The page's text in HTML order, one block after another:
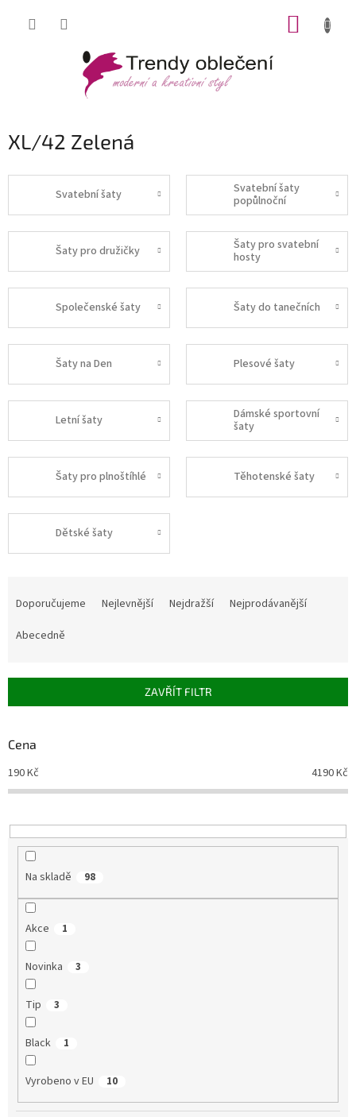
XL/42 Zelená
Svatební šaty
Svatební šaty
popůlnoční
Šaty pro družičky
Šaty pro svatební
hosty
Společenské šaty Šaty do tanečních
Šaty na Den Plesové šaty
Letní šaty
Dámské sportovní
šaty
Šaty pro plnoštíhlé Těhotenské šaty
Dětské šaty
r
d
k
t
Doporučujeme Nejlevnější Nejdražší
Nejprodávanější
Abecedně
ZAVŘÍT FILTR
Cena
190Kč 4190Kč
Na skladě 98
Akce 1
Novinka 3
Tip 3
Black 1
Vyrobeno v EU 10